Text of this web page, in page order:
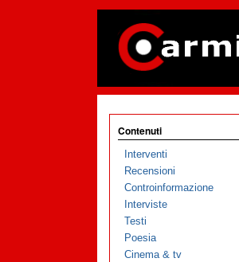
Contenuti
Interventi
Recensioni
Controinformazione
Interviste
Testi
Poesia
Cinema & tv